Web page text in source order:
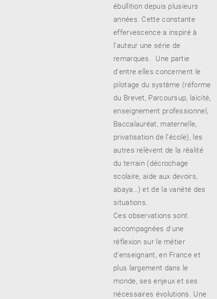
ébullition depuis plusieurs
années. Cette constante
effervescence a inspiré à
l’auteur une série de
remarques. Une partie
d’entre elles concernent le
pilotage du système (réforme
du Brevet, Parcoursup, laïcité,
enseignement professionnel,
Baccalauréat, maternelle,
privatisation de l’école), les
autres relèvent de la réalité
du terrain (décrochage
scolaire, aide aux devoirs,
abaya…) et de la variété des
situations.
Ces observations sont
accompagnées d’une
réflexion sur le métier
d’enseignant, en France et
plus largement dans le
monde, ses enjeux et ses
nécessaires évolutions. Une